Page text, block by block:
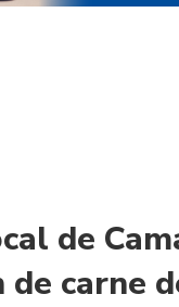
de
carne